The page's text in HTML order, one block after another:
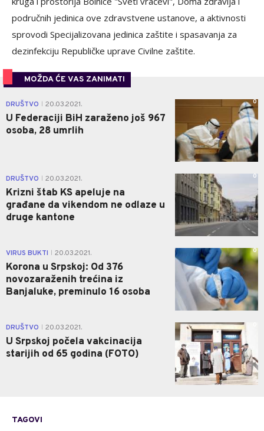
područnih jedinica ove zdravstvene ustanove, a aktivnosti
sprovodi Specijalizovana jedinica zaštite i spasavanja za
dezinfekciju Republičke uprave Civilne zaštite.
MOŽDA ĆE VAS ZANIMATI
DRUŠTVO 20.03.2021.
U Federaciji BiH zaraženo još 967
osoba, 28 umrlih
0
DRUŠTVO 20.03.2021.
Krizni štab KS apeluje na
građane da vikendom ne odlaze u
druge kantone
0
VIRUS BUKTI 20.03.2021.
Korona u Srpskoj: Od 376
novozaraženih trećina iz
Banjaluke, preminulo 16 osoba
0
DRUŠTVO 20.03.2021.
U Srpskoj počela vakcinacija
starijih od 65 godina (FOTO)
TAGOVI